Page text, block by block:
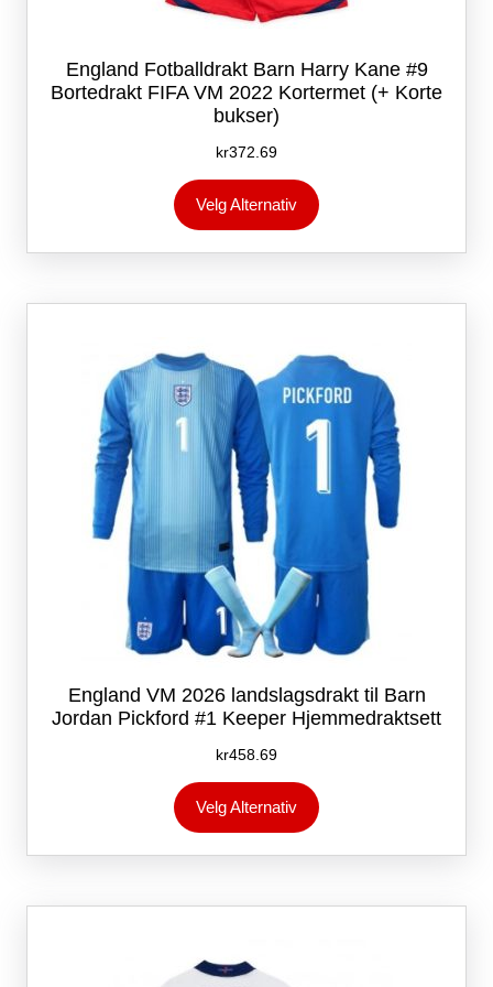
England Fotballdrakt Barn Harry Kane #9
Bortedrakt FIFA VM 2022 Kortermet (+ Korte
bukser)
kr372.69
Velg Alternativ
produktet
flere
Alternativene
velges
på
produktsiden
England VM 2026 landslagsdrakt til Barn
Jordan Pickford #1 Keeper Hjemmedraktsett
kr458.69
Velg Alternativ
produktet
flere
Alternativene